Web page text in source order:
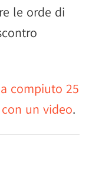
le orde di
compiuto 25
un video.